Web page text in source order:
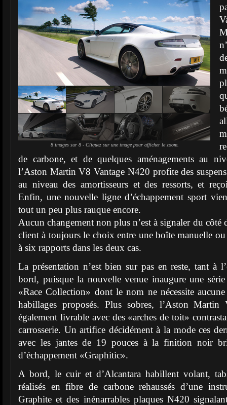
8 images sur 8 - Cliquez sur une image pour afficher le zoom.
de carbone, et de quelques aménagements au
l’Aston Martin V8 Vantage N420 profite des
au niveau des amortisseurs et des ressorts, et
Enfin, une nouvelle ligne d’échappement sport
tout un peu plus rauque encore.
Aucun changement non plus n’est à signaler du côté
client à toujours le choix entre une boîte manuelle
à six rapports dans les deux cas.
La présentation n’est bien sur pas en reste, tant à
bord, puisque la nouvelle venue inaugure une
«Race Collection» dont le nom ne nécessite
habillages proposés. Plus sobres, l’Aston
également livrable avec des «arches de toit»
carrosserie. Un artifice décidément à la mode ces
avec les jantes de 19 pouces à la finition noir
d’échappement «Graphitic».
A bord, le cuir et d’Alcantara habillent volant,
réalisés en fibre de carbone rehaussés d’une
Graphite et des inénarrables plaques N420